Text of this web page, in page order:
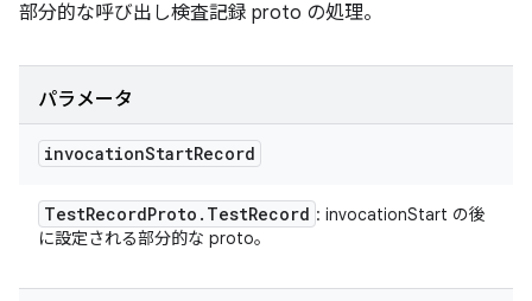
部分的な呼び出し検査記録 proto の処理。
パラメータ
invocationStartRecord
TestRecordProto . TestRecord : invocationStart の後
に設定される部分的な proto。